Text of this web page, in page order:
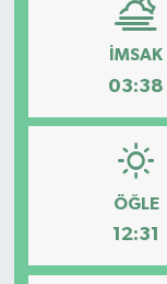
İMSAK
03:38
ÖĞLE
12:31